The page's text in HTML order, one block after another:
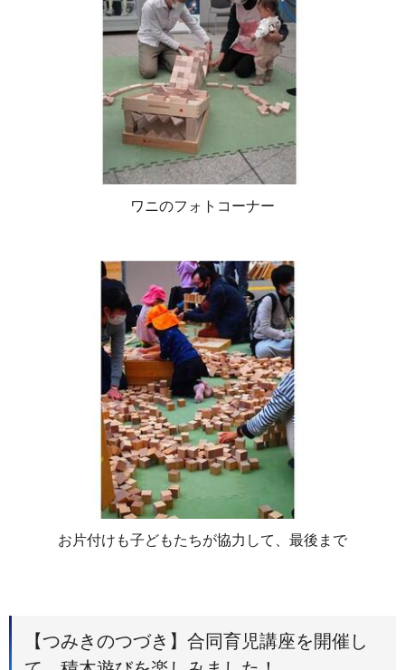
ワニのフォトコーナー
お片付けも子どもたちが協力して、最後まで
【つみきのつづき】合同育児講座を開催し